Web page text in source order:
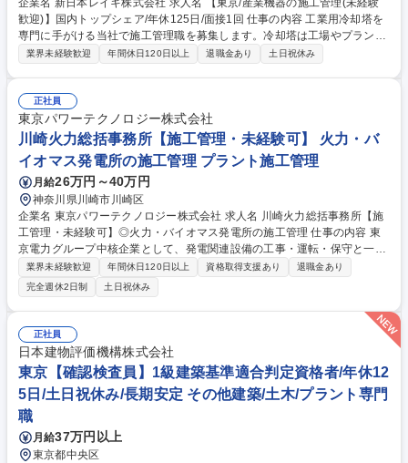
企業名 新日本レイキ株式会社 求人名 【東京/産業機器の施工管理(未経験
歓迎)】国内トップシェア/年休125日/面接1回 仕事の内容 工業用冷却塔を
専門に手がける当社で施工管理職を募集します。冷却塔は工場やプラント
などの生産機械・設備から発生する熱を循環水で冷却する、環境に優し
出、実績の把握等） ◆品質管理および必要に応じた検査・試験の実施 ◆
仮設物や工事用資材の管理 ◆現場における安全管理および技術指導 ◆協
力会社との打ち合わせ（工程・納期・仕様確認等） ※業務内容変更の範
囲：会社が定める業務 募集職種 【東京/産業機器の施工管理(未経験歓
迎)】国内トップシェア/年休125日/面接1回
業界未経験歓迎 年間休日120日以上 退職金あり 土日祝休み
正社員
東京パワーテクノロジー株式会社
川崎火力総括事務所【施工管理・未経験可】 火力・バ
イオマス発電所の施工管理 プラント施工管理
月給26万円～40万円
神奈川県川崎市川崎区
企業名 東京パワーテクノロジー株式会社 求人名 川崎火力総括事務所【施
工管理・未経験可】◎火力・バイオマス発電所の施工管理 仕事の内容 東
京電力グループ中核企業として、発電関連設備の工事・運転・保守と一貫
したエンジニアリングサービスを提供する当社にて、火力・バイオマス等
の発電設備のメンテナンス工事の施工管理業務をお任せ致します。 【業務
詳細】 東京電力グループ会社だけではなく、グループ外の外販も伸びてき
ているため、火力発電、原子力発電のみならず、バイオマス発電などの再
生可能エネルギーに関する幅広い案件に携わることが可能です。案件につ
いては希望も考慮しつつ、経験・スキルを鑑みて決定します。年に数回国
内出張が発生する可能性があります。 ※業務の変更範囲:当社業務全般 募
集職種 川崎火力総括事務所【施工管理・未経験可】◎火力・バイオマス発
電所の施工管理
業界未経験歓迎 年間休日120日以上 資格取得支援あり
退職金あり
完全週休2日制
土日祝休み
正社員
日本建物評価機構株式会社
東京【確認検査員】1級建築基準適合判定資格者/年休12
5日/土日祝休み/長期安定 その他建築/土木/プラント専門
職
月給37万円以上
東京都中央区